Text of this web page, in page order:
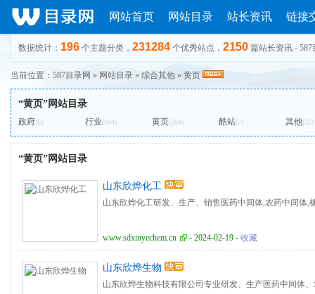
网站首页 网站目录 站长资讯 链接
数据统计： 196 个主题分类， 231284 个优秀站点， 2150 篇站长资讯 - 587
当前位置： 587目录网 » 网站目录 » 综合其他 » 黄页
“黄页”网站目录
政府(6) 行业(184) 黄页(204) 酷站(7) 其他(32)
“黄页”网站目录
山东欣烨化工
山东欣烨化工研发、生产、销售医药中间体,农药中间体,
www.sdxinyechem.cn - 2024-02-19 - 收藏
山东欣烨生物
山东欣烨生物科技有限公司专业研发、生产医药中间体